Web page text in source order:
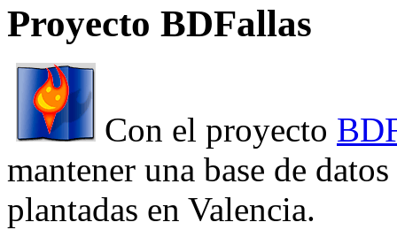
Proyecto BDFallas
Con el proyecto
mantener una base de
plantadas en Valencia.